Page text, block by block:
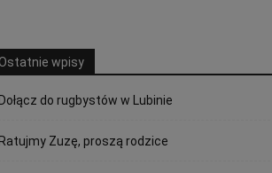
wpisy
do rugbystów w Lubinie
Zuzę, proszą rodzice